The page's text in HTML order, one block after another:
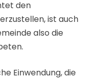
den
ist auch
also die
Einwendung, die